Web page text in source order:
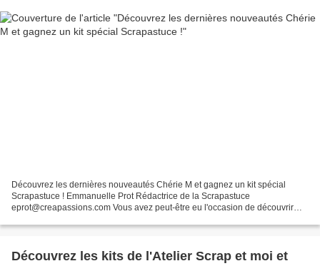
Découvrez les dernières nouveautés Chérie M et gagnez un kit spécial
Scrapastuce ! Emmanuelle Prot Rédactrice de la Scrapastuce
eprot@creapassions.com Vous avez peut-être eu l'occasion de découvrir
Découvrez les kits de l'Atelier Scrap et moi et